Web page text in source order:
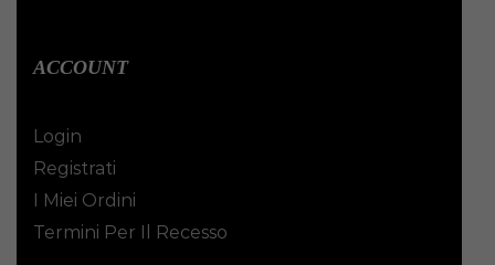
ACCOUNT
Login
Registrati
I Miei Ordini
Termini Per Il Recesso